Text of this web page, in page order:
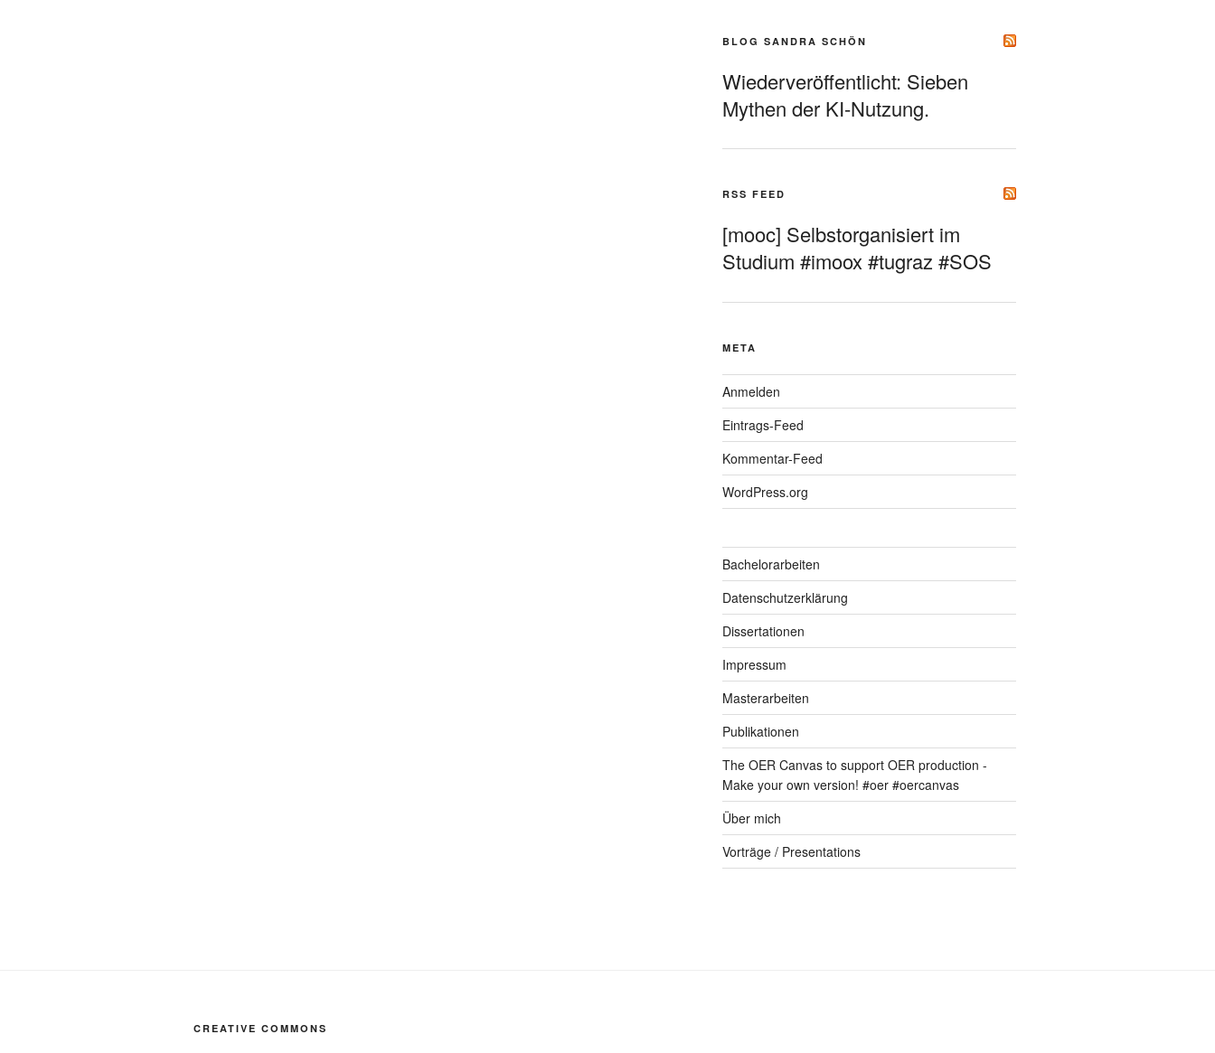
BLOG SANDRA SCHÖN
Wiederveröffentlicht: Sieben
Mythen der KI-Nutzung.
RSS FEED
[mooc] Selbstorganisiert im
Studium #imoox #tugraz #SOS
META
Anmelden
Eintrags-Feed
Kommentar-Feed
WordPress.org
Bachelorarbeiten
Datenschutzerklärung
Dissertationen
Impressum
Masterarbeiten
Publikationen
The OER Canvas to support OER production -
Make your own version! #oer #oercanvas
Über mich
Vorträge / Presentations
CREATIVE COMMONS